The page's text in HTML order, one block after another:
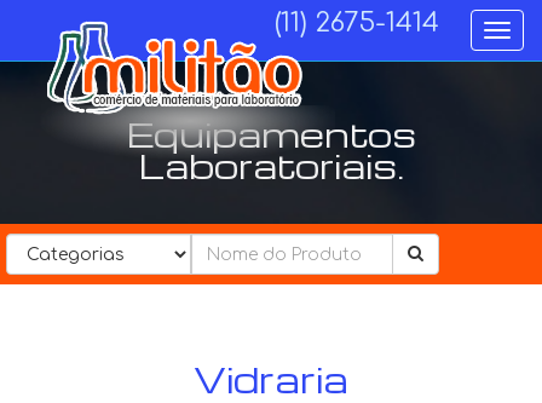
(11) 2675-1414
Equipamentos
Laboratoriais.
Categorias................
Vidraria